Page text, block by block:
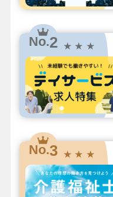
No.2 ★ ★ ★
No.3 ★ ★ ★